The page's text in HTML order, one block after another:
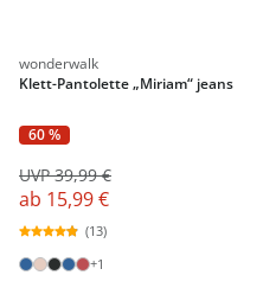
wonderwalk
Klett-Pantolette „Miriam“ jeans
60 %
ab 15,99 €
UVP 39,99 €
(13)
+1